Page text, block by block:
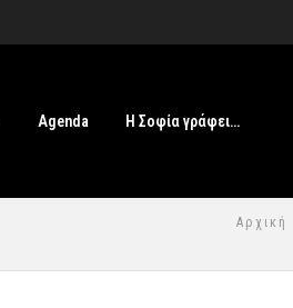
Agenda Η Σοφία γράφει…
Αρχική